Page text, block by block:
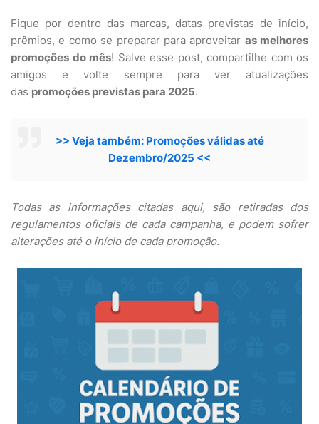
Fique por dentro das marcas, datas previstas de início,
prêmios, e como se preparar para aproveitar as melhores
promoções do mês! Salve esse post, compartilhe com os
amigos e volte sempre para ver atualizações
das promoções previstas para 2025.
>> Veja também: Promoções válidas até
Dezembro/2025 <<
Todas as informações citadas aqui, são retiradas dos
regulamentos oficiais de cada campanha, e podem sofrer
alterações até o início de cada promoção.